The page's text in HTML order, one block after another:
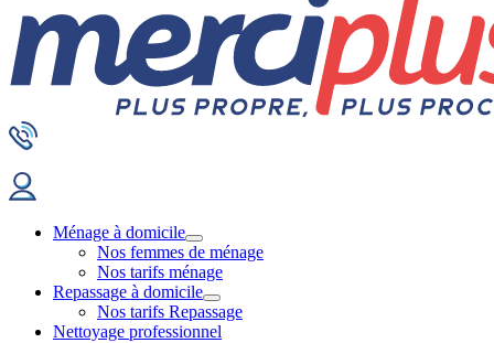
Ménage à domicile
Nos femmes de ménage
Nos tarifs ménage
Repassage à domicile
Nos tarifs Repassage
Nettoyage professionnel